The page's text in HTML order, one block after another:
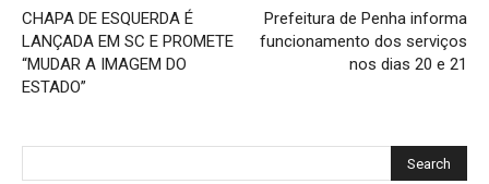
CHAPA DE ESQUERDA É
LANÇADA EM SC E PROMETE
“MUDAR A IMAGEM DO
ESTADO”
Prefeitura de Penha informa
funcionamento dos serviços
nos dias 20 e 21